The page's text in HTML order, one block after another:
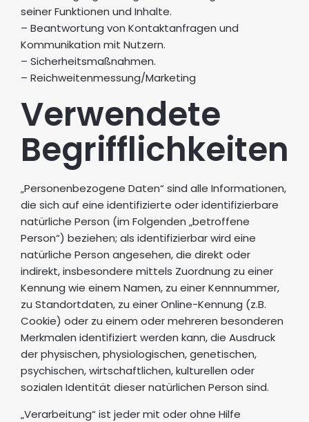
seiner Funktionen und Inhalte.
– Beantwortung von Kontaktanfragen und
Kommunikation mit Nutzern.
– Sicherheitsmaßnahmen.
– Reichweitenmessung/Marketing
Verwendete
Begrifflichkeiten
„Personenbezogene Daten“ sind alle Informationen,
die sich auf eine identifizierte oder identifizierbare
natürliche Person (im Folgenden „betroffene
Person“) beziehen; als identifizierbar wird eine
natürliche Person angesehen, die direkt oder
indirekt, insbesondere mittels Zuordnung zu einer
Kennung wie einem Namen, zu einer Kennnummer,
zu Standortdaten, zu einer Online-Kennung (z.B.
Cookie) oder zu einem oder mehreren besonderen
Merkmalen identifiziert werden kann, die Ausdruck
der physischen, physiologischen, genetischen,
psychischen, wirtschaftlichen, kulturellen oder
sozialen Identität dieser natürlichen Person sind.
„Verarbeitung“ ist jeder mit oder ohne Hilfe